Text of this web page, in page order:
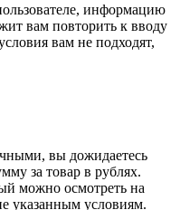
информацию
вам повторить к вводу
вам не подходят,
вы дожидаетесь
за товар в рублях.
можно осмотреть на
указанным условиям.